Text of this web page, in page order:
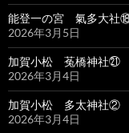
能登一の宮 氣多大社
2026年3月5日
加賀小松 菟橋神社㉑
2026年3月4日
加賀小松 多太神社②
2026年3月4日